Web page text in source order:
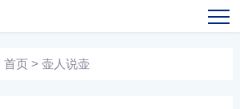
首页 > 壶人说壶